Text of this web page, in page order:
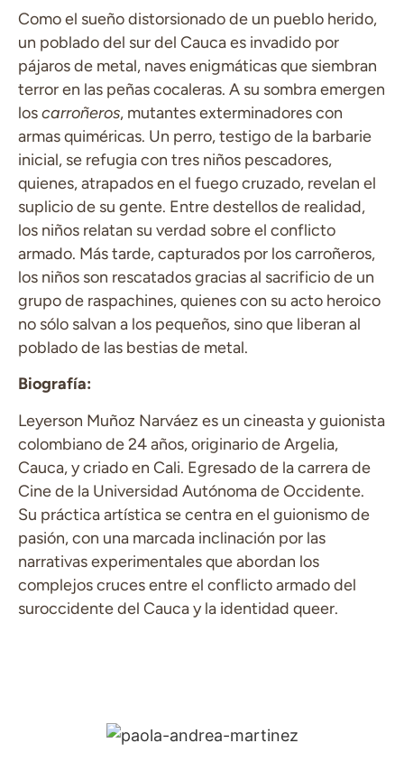
Como el sueño distorsionado de un pueblo herido,
un poblado del sur del Cauca es invadido por
pájaros de metal, naves enigmáticas que siembran
terror en las peñas cocaleras. A su sombra emergen
loscarroñeros, mutantes exterminadores con
armas quiméricas. Un perro, testigo de la barbarie
inicial, se refugia con tres niños pescadores,
quienes, atrapados en el fuego cruzado, revelan el
suplicio de su gente. Entre destellos de realidad,
los niños relatan su verdad sobre el conflicto
armado. Más tarde, capturados por los carroñeros,
los niños son rescatados gracias al sacrificio de un
grupo de raspachines, quienes con su acto heroico
no sólo salvan a los pequeños, sino que liberan al
poblado de las bestias de metal.
Biografía:
Leyerson Muñoz Narváez es un cineasta y guionista
colombiano de 24 años, originario de Argelia,
Cauca, y criado en Cali. Egresado de la carrera de
Cine de la Universidad Autónoma de Occidente.
Su práctica artística se centra en el guionismo de
pasión, con una marcada inclinación por las
narrativas experimentales que abordan los
complejos cruces entre el conflicto armado del
suroccidente del Cauca y la identidad queer.